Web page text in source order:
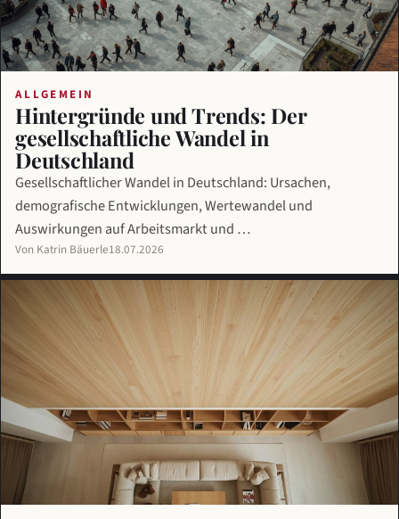
ALLGEMEIN
Hintergründe und Trends: Der
gesellschaftliche Wandel in
Deutschland
Gesellschaftlicher Wandel in Deutschland: Ursachen,
demografische Entwicklungen, Wertewandel und
Auswirkungen auf Arbeitsmarkt und …
Von Katrin Bäuerle18.07.2026